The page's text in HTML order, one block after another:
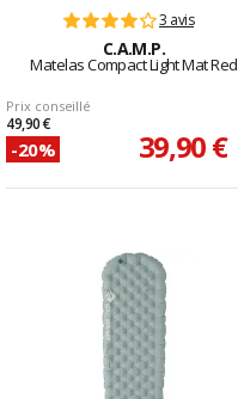
3 avis
C.A.M.P.
Matelas Compact Light Mat Red
Prix conseillé
49,90 €
-20% 39,90 €